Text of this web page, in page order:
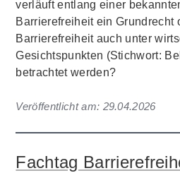
verläuft entlang einer
Barrierefreiheit ein Grundrecht
Barrierefreiheit auch unter
Gesichtspunkten (Stichwort:
betrachtet werden?
Veröffentlicht am: 29.04.2026
Fachtag